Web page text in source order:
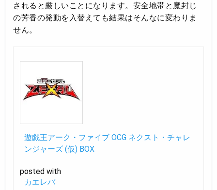
されると厳しいことになります。安全地帯と魔封じ
の芳香の発動を入替えても結果はそんなに変わりま
せん。
遊戯王アーク・ファイブ OCG ネクスト・チャレ
ンジャーズ (仮) BOX
posted with
カエレバ